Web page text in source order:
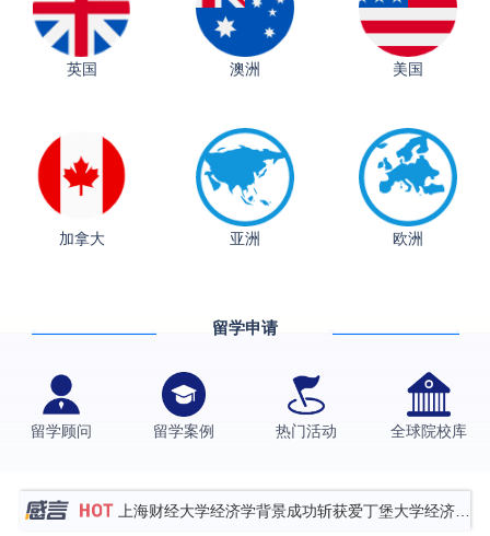
英国 澳洲 美国
加拿大 亚洲 欧洲
留学申请
留学顾问 留学案例 热门活动 全球院校库
格拉斯哥大学国际商务硕士录取案例
伯明翰大学数字媒体与创意产业硕士录取案例
Offer
上海财经大学经济学背景成功斩获爱丁堡大学经济学